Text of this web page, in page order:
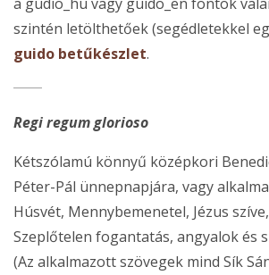
szintén letölthetőek (segédletekkel
guido betűkészlet.
Regi regum glorioso
Kétszólamú könnyű középkori
Péter-Pál ünnepnapjára, vagy
Húsvét, Mennybemenetel, Jézus
Szeplőtelen fogantatás, angyalok és
(Az alkalmazott szövegek mind Sík